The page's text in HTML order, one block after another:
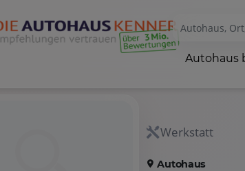
Autohaus
Werkstatt
Autohaus